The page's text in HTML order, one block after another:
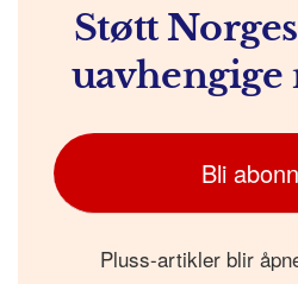
Støtt
Bli
Pluss-artikler blir